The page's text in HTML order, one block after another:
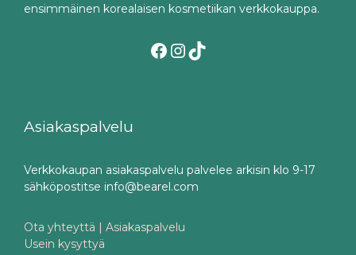
ensimmäinen korealaisen kosmetiikan verkkokauppa.
Facebook
Instagram
TikTok
Asiakaspalvelu
Verkkokaupan asiakaspalvelu palvelee arkisin klo 9-17
sähköpostitse info@bearel.com
Ota yhteyttä | Asiakaspalvelu
Usein kysyttyä